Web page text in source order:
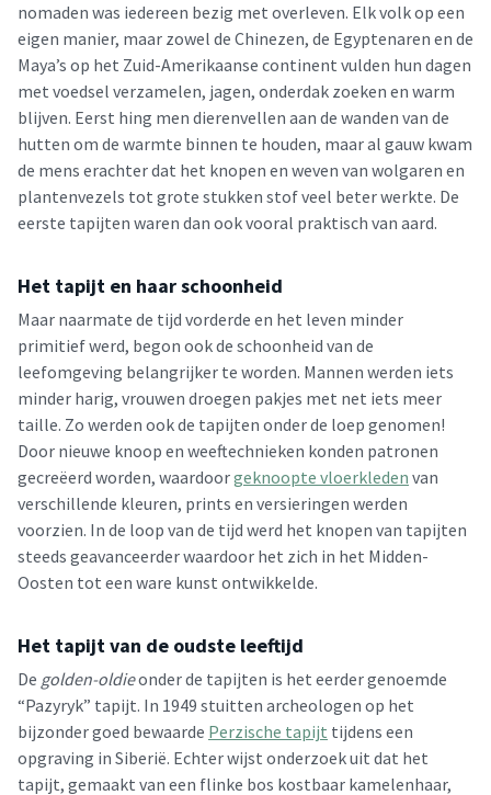
nomaden was iedereen bezig met overleven. Elk volk op een
eigen manier, maar zowel de Chinezen, de Egyptenaren en de
Maya’s op het Zuid-Amerikaanse continent vulden hun dagen
met voedsel verzamelen, jagen, onderdak zoeken en warm
blijven. Eerst hing men dierenvellen aan de wanden van de
hutten om de warmte binnen te houden, maar al gauw kwam
de mens erachter dat het knopen en weven van wolgaren en
plantenvezels tot grote stukken stof veel beter werkte. De
eerste tapijten waren dan ook vooral praktisch van aard.
Het tapijt en haar schoonheid
Maar naarmate de tijd vorderde en het leven minder
primitief werd, begon ook de schoonheid van de
leefomgeving belangrijker te worden. Mannen werden iets
minder harig, vrouwen droegen pakjes met net iets meer
taille. Zo werden ook de tapijten onder de loep genomen!
Door nieuwe knoop en weeftechnieken konden patronen
gecreëerd worden, waardoorgeknoopte vloerkleden van
verschillende kleuren, prints en versieringen werden
voorzien. In de loop van de tijd werd het knopen van tapijten
steeds geavanceerder waardoor het zich in het Midden-
Oosten tot een ware kunst ontwikkelde.
Het tapijt van de oudste leeftijd
De golden-oldieonder de tapijten is het eerder genoemde
“Pazyryk” tapijt. In 1949 stuitten archeologen op het
bijzonder goed bewaarde Perzische tapijt tijdens een
opgraving in Siberië. Echter wijst onderzoek uit dat het
tapijt, gemaakt van een flinke bos kostbaar kamelenhaar,